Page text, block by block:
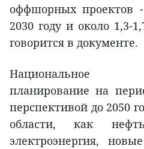
оффшорных проектов
2030 году и около 1,3-
говорится в документе.
Национальное
планирование на
перспективой до 2050
области, как
электроэнергия,